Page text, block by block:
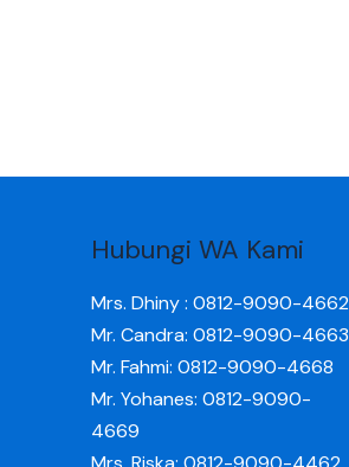
Hubungi WA Kami
Mrs. Dhiny : 0812-9090-4662
Mr. Candra: 0812-9090-4663
Mr. Fahmi: 0812-9090-4668
Mr. Yohanes: 0812-9090-
4669